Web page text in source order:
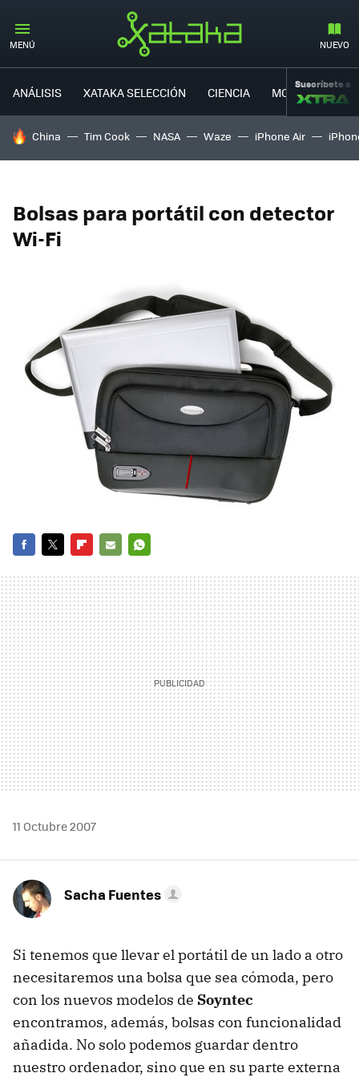
MENÚ NUEVO
ANÁLISIS XATAKA SELECCIÓN CIENCIA MOVILIDAD
Suscríbete a
HOY SE HABLA DE
China Tim Cook NASA Waze iPhone Air
Bolsas para portátil con detector
Wi-Fi
MAIL
11 Octubre 2007
Sacha Fuentes
Si tenemos que llevar el portátil de un lado a otro
necesitaremos una bolsa que sea cómoda, pero
con los nuevos modelos de Soyntec
encontramos, además, bolsas con funcionalidad
añadida. No solo podemos guardar dentro
nuestro ordenador, sino que en su parte externa